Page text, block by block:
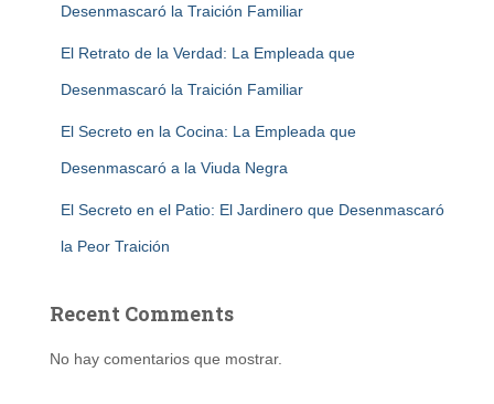
Desenmascaró la Traición Familiar
El Retrato de la Verdad: La Empleada que
Desenmascaró la Traición Familiar
El Secreto en la Cocina: La Empleada que
Desenmascaró a la Viuda Negra
El Secreto en el Patio: El Jardinero que Desenmascaró
la Peor Traición
Recent Comments
No hay comentarios que mostrar.